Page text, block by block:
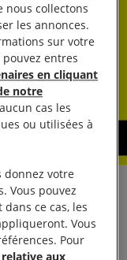
le président du
les
à 19 mineurs
nous collectons
les annonces.
sur votre
entres
en cliquant
notre
cas les
ou utilisées à
donnez votre
Vous pouvez
ce cas, les
Vous
Pour
aux